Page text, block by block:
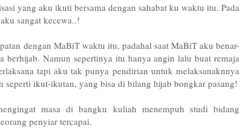
yang aku ikuti bersama dengan sahabat ku waktu itu. Pada
sangat kecewa..!
dengan MaBiT waktu itu, padahal saat MaBiT aku benar-
berhijab. Namun sepertinya itu hanya angin lalu buat remaja
tapi aku tak punya pendirian untuk melaksanaknnya
seperti ikut-ikutan, yang bisa di bilang hijab bongkar pasang!
masa di bangku kuliah menempuh studi bidang
penyiar tercapai.